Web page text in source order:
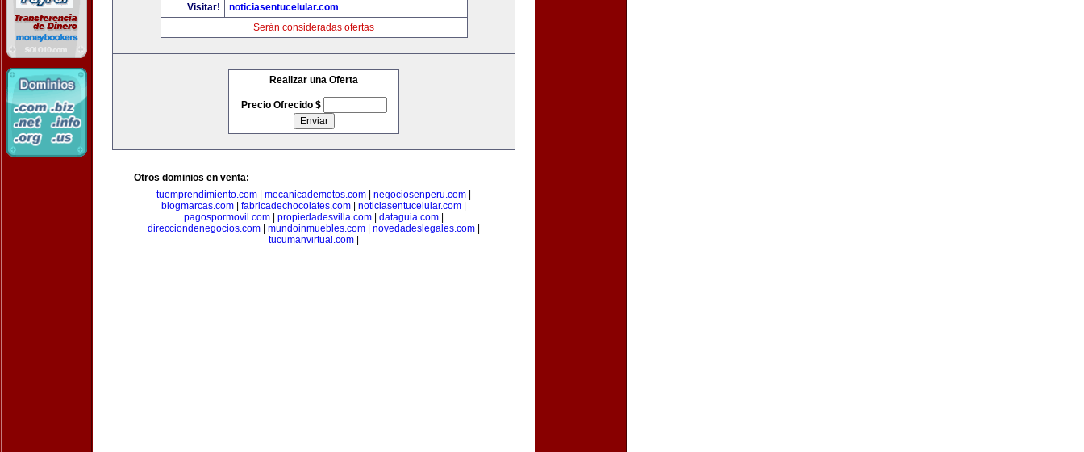
Visitar!
noticiasentucelular.com
Serán consideradas ofertas
Realizar una Oferta
Precio Ofrecido $
Otros dominios en venta:
tuemprendimiento.com
mecanicademotos.com negociosenperu.com
blogmarcas.com
fabricadechocolates.com noticiasentucelular.com
pagospormovil.com
propiedadesvilla.com dataguia.com
direcciondenegocios.com
mundoinmuebles.com novedadeslegales.com
tucumanvirtual.com